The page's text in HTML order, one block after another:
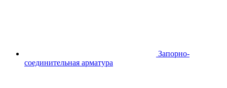
Запорно-
соединительная арматура